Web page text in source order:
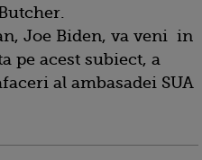
Joe Biden, va veni in
pe acest subiect, a
al ambasadei SUA